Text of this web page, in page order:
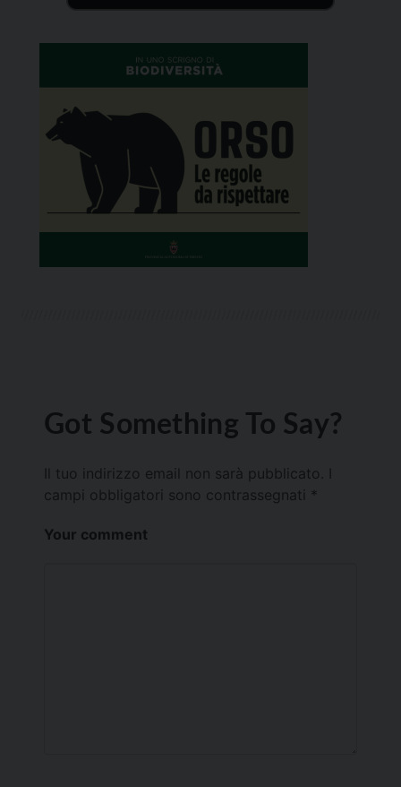
Got Something To Say?
Il tuo indirizzo email non sarà pubblicato.
campi obbligatori sono contrassegnati *
Your comment